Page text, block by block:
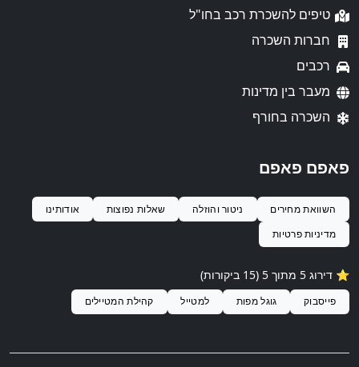
טיפים להשכרת רכב בחו"ל
חברות השכרה
רכבים
מעבר בין מדינות
השכרה בחורף
פאפם פאפם
השוואת מחירים ניטור והוזלה שאלות נפוצות
אודותינו
מדיניות פרטיות
⭐️ דירוג 5 מתוך 5 (15 ביקורות)
פייסבוק גוגל מפות למטייל קהילת המטיילים